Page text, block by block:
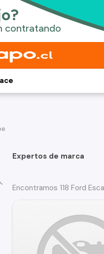
Expertos de marca
Encontramos 118 Ford